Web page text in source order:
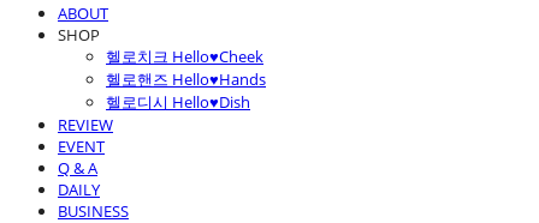
ABOUT
SHOP
헬로치크 Hello♥Cheek
헬로핸즈 Hello♥Hands
헬로디시 Hello♥Dish
REVIEW
EVENT
Q & A
DAILY
BUSINESS